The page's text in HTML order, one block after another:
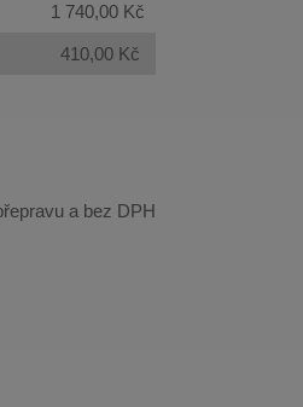
1 740,00 Kč
410,00 Kč
a bez DPH